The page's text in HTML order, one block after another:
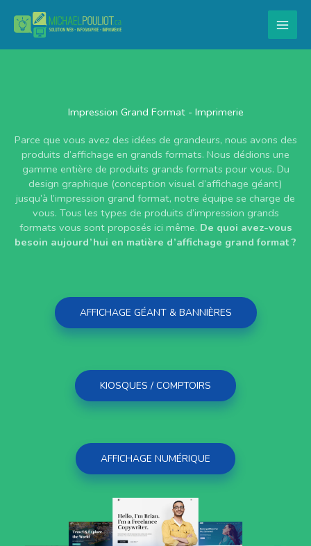
contenu
Impression Grand Format - Imprimerie
Parce que vous avez des idées de grandeurs, nous avons des
produits d’affichage en grands formats. Nous dédions une
gamme entière de produits grands formats pour vous. Du
design graphique (conception visuel d’affichage géant)
jusqu’à l’impression grand format, notre équipe se charge de
vous. Tous les types de produits d’impression grands
formats vous sont proposés ici même. De quoi avez-vous
besoin aujourd’hui en matière d’affichage grand format ?
AFFICHAGE GÉANT & BANNIÈRES
KIOSQUES / COMPTOIRS
AFFICHAGE NUMÉRIQUE